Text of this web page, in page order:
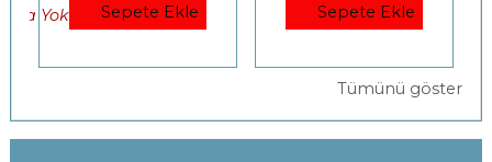
Sepete Ekle
Sepete Ekle
Tümünü göster